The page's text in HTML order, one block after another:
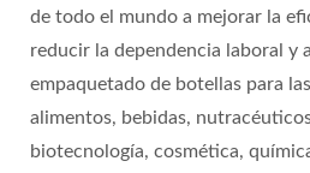
de todo el mundo a mejorar la
reducir la dependencia laboral y
empaquetado de botellas para
alimentos, bebidas,
biotecnología, cosmética,